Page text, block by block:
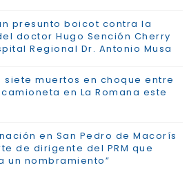
presunto boicot contra la
doctor Hugo Sención Cherry
Regional Dr. Antonio Musa
siete muertos en choque entre
en La Romana este
en San Pedro de Macorís
de dirigente del PRM que
un nombramiento”